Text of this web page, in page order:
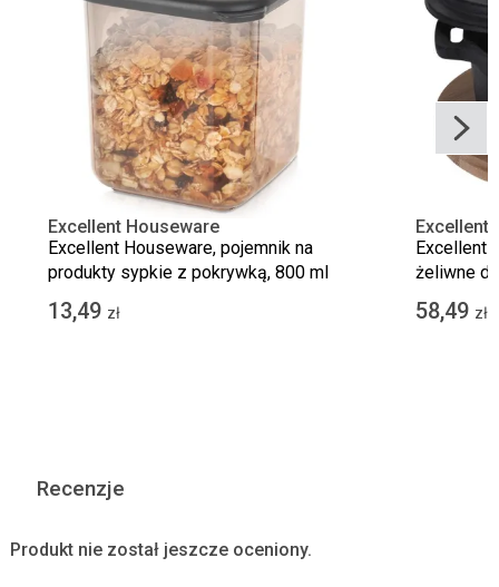
Excellent Houseware
Excellent Houseware, pojemnik na
produkty sypkie z pokrywką, 800 ml
13,49 zł
Excellent
Excellent
żeliwne
taca
58,49 zł
Recenzje
Produkt nie został jeszcze oceniony.